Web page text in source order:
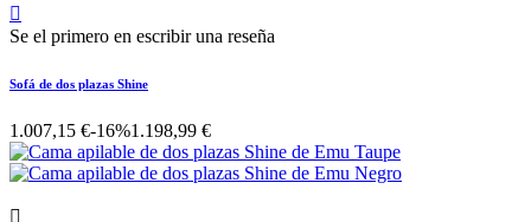

Se el primero en escribir una reseña
Sofá de dos plazas Shine
1.007,15 €-16%1.198,99 €
